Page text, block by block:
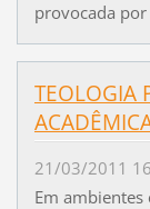
provocada por
TEOLOGIA
21/03/2011
Em ambientes